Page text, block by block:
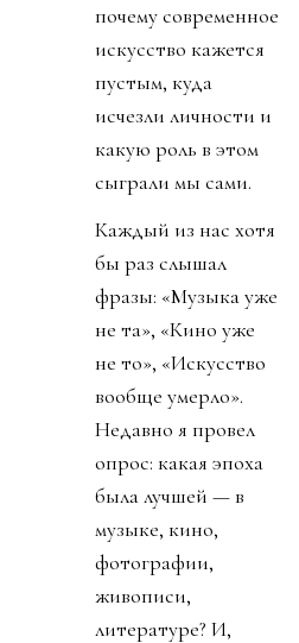
почему современное
искусство кажется
пустым, куда
исчезли личности и
какую роль в этом
сыграли мы сами.
Каждый из нас хотя
бы раз слышал
фразы: «Музыка уже
не та», «Кино уже
не то», «Искусство
вообще умерло».
Недавно я провел
опрос: какая эпоха
была лучшей — в
музыке, кино,
фотографии,
живописи,
литературе? И,